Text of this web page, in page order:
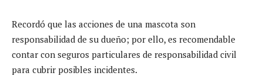
Recordó que las acciones de una mascota son
responsabilidad de su dueño; por ello, es recomendable
contar con seguros particulares de responsabilidad civil
para cubrir posibles incidentes.